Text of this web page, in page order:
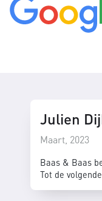
Julien
Maart, 2023
Baas & Baas
Tot de